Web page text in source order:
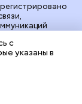
газеты
Александр
г.Москва,
04-24
сайта:
с
указаны в